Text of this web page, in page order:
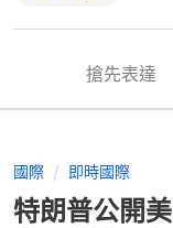
搶先表達
國際 即時國際
特朗普公開